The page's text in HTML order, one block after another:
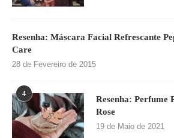
Resenha: Máscara Facial Refrescante
Care
28 de Fevereiro de 2015
4
Resenha: Perfume
Rose
19 de Maio de 2021